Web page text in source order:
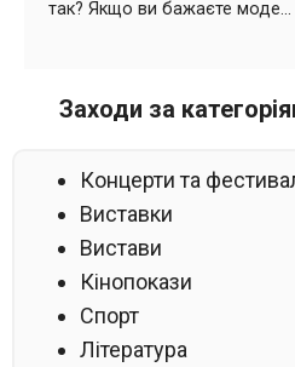
Заходи за
Концерти та
Виставки
Вистави
Кінопокази
Спорт
Література